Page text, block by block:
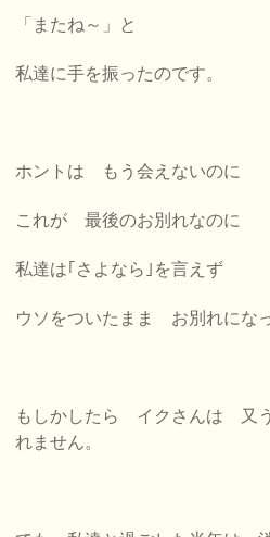
「またね～」と
私達に手を振ったのです。
ホントは もう会えないのに
これが 最後のお別れなのに
私達は｢さよなら｣を言えず
ウソをついたまま お別れにな
もしかしたら イクさんは 又
れません。